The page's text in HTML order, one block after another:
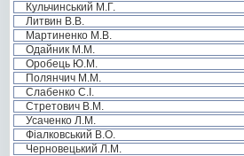
Кульчинський М.Г.
Литвин В.В.
Мартиненко М.В.
Одайник М.М.
Оробець Ю.М.
Полянчич М.М.
Слабенко С.І.
Стретович В.М.
Усаченко Л.М.
Фіалковський В.О.
Черновецький Л.М.